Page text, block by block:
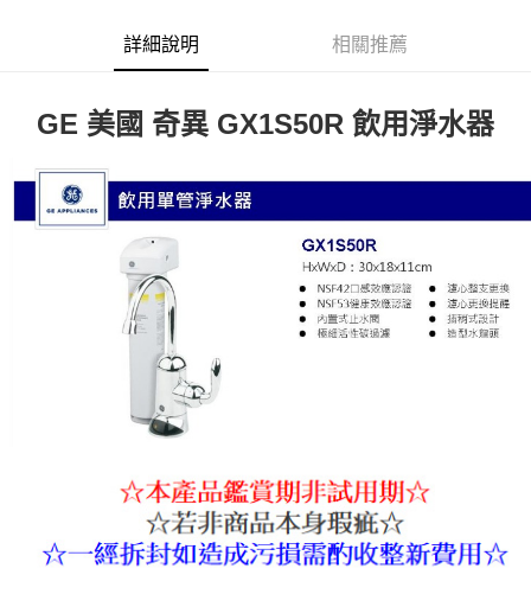
貨到付現給宅配司機 (大家電需貨到付款服務 請電洽0977103621)
每筆NT$150，滿NT$2,000(含以上)免運費
詳細說明 相關推薦
GE 美國 奇異 GX1S50R 飲用淨水器